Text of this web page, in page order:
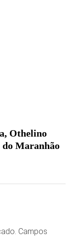
Othelino
do Maranhão
Campos